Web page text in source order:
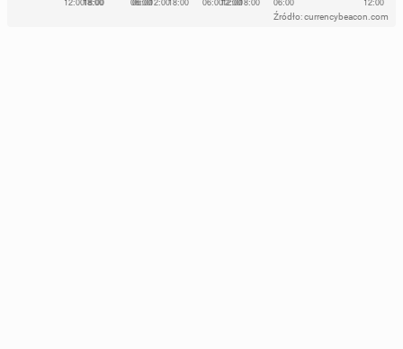
Źródło: currencybeacon.com